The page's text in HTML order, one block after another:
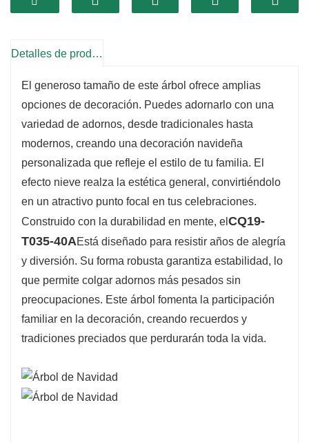
toque de magia invernal a tu decoración
una imagen encantadora que captura la esencia
para añadir un toque festivo a tu sala de estar,
comedor o cualquier rincón acogedor de tu
hogar.
Detalles de producto
El generoso tamaño de este árbol ofrece amplias
opciones de decoración. Puedes adornarlo con una
variedad de adornos, desde tradicionales hasta
modernos, creando una decoración navideña
personalizada que refleje el estilo de tu familia. El
efecto nieve realza la estética general, convirtiéndolo
en un atractivo punto focal en tus celebraciones.
Construido con la durabilidad en mente, el CQ19-
T035-40AEstá diseñado para resistir años de alegría
y diversión. Su forma robusta garantiza estabilidad, lo
que permite colgar adornos más pesados ​​sin
preocupaciones. Este árbol fomenta la participación
familiar en la decoración, creando recuerdos y
tradiciones preciados que perdurarán toda la vida.